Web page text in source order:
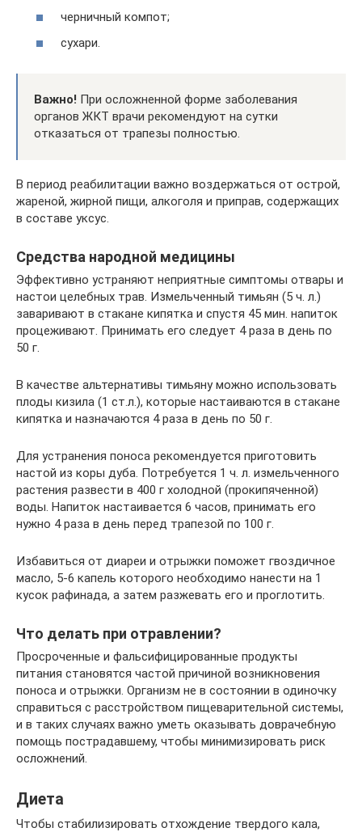
черничный компот;
сухари.
Важно! При осложненной форме заболевания
органов ЖКТ врачи рекомендуют на сутки
отказаться от трапезы полностью.
В период реабилитации важно воздержаться от острой,
жареной, жирной пищи, алкоголя и приправ, содержащих
в составе уксус.
Средства народной медицины
Эффективно устраняют неприятные симптомы отвары и
настои целебных трав. Измельченный тимьян (5 ч. л.)
заваривают в стакане кипятка и спустя 45 мин. напиток
процеживают. Принимать его следует 4 раза в день по
50 г.
В качестве альтернативы тимьяну можно использовать
плоды кизила (1 ст.л.), которые настаиваются в стакане
кипятка и назначаются 4 раза в день по 50 г.
Для устранения поноса рекомендуется приготовить
настой из коры дуба. Потребуется 1 ч. л. измельченного
растения развести в 400 г холодной (прокипяченной)
воды. Напиток настаивается 6 часов, принимать его
нужно 4 раза в день перед трапезой по 100 г.
Избавиться от диареи и отрыжки поможет гвоздичное
масло, 5-6 капель которого необходимо нанести на 1
кусок рафинада, а затем разжевать его и проглотить.
Что делать при отравлении?
Просроченные и фальсифицированные продукты
питания становятся частой причиной возникновения
поноса и отрыжки. Организм не в состоянии в одиночку
справиться с расстройством пищеварительной системы,
и в таких случаях важно уметь оказывать доврачебную
помощь пострадавшему, чтобы минимизировать риск
осложнений.
Диета
Чтобы стабилизировать отхождение твердого кала,